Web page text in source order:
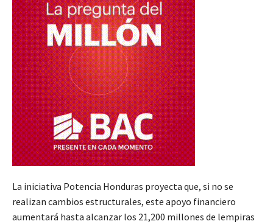
La iniciativa Potencia Honduras proyecta que, si no se
realizan cambios estructurales, este apoyo financiero
aumentará hasta alcanzar los 21,200 millones de lempiras